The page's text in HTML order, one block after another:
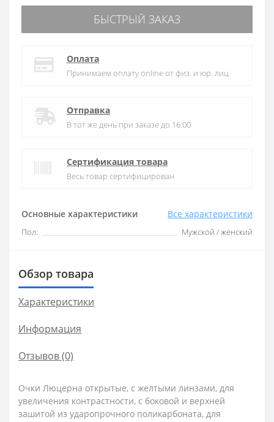
Основные характеристики Все характеристики
Пол: Мужской / женский
БЫСТРЫЙ ЗАКАЗ
Оплата
Принимаем оплату online от физ. и юр. лиц
Отправка
В тот же день при заказе до 16:00
Сертификация товара
Весь товар сертифицирован
Обзор товара
Характеристики
Информация
Отзывов (0)
Очки Люцерна открытые, с желтыми линзами, для
увеличения контрастности, с боковой и верхней
зашитой из ударопрочного поликарбоната, для